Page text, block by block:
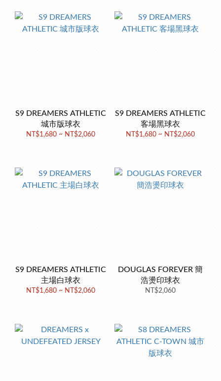
S9 DREAMERS ATHLETIC
城市版球衣
NT$1,680 ~ NT$2,060
S9 DREAMERS ATHLETIC
客場黑球衣
NT$1,680 ~ NT$2,060
S9 DREAMERS ATHLETIC
主場白球衣
NT$1,680 ~ NT$2,060
DOUGLAS FOREVER 簡
浩燙印球衣
NT$2,060